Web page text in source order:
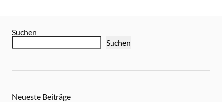
Suchen
Suchen
Neueste Beiträge